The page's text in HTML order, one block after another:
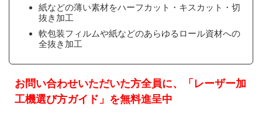
紙などの薄い素材をハーフカット・キスカット・切
抜き加工
軟包装フィルムや紙などのあらゆるロール資材への
全抜き加工
お問い合わせいただいた方全員に、「レーザー加
工機選び方ガイド」を無料進呈中